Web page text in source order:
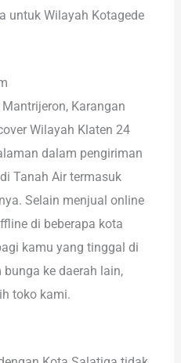
untuk Wilayah Kotagede
Karangan
Wilayah Klaten 24
dalam pengiriman
Tanah Air termasuk
Selain menjual online
di beberapa kota
kamu yang tinggal di
ke daerah lain,
toko kami.